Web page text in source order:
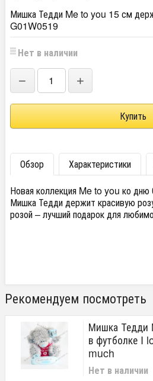
Мишка Тедди Me to you 15 см
G01W0519
Нет в наличии
− +
Обзор Характеристики
Новая коллекция Me to you ко дню
Мишка Тедди держит красивую
розой – лучший подарок для
Рекомендуем посмотреть
Мишка Тедди
в футболке I
much
Нет в наличии